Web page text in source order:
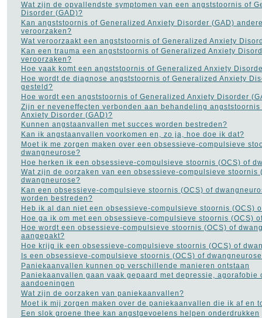
Hernia(12)
Herpes(2)
Histoplasmose(1)
HIV AIDS(16)
Hooikoorts(2)
HSP(1)
Hyperhidrosis - zweten
(18)
Hyperventilatie(15)
Jicht(6)
Jogging(41)
Kanker(113)
kataract(5)
Kinderziekten(17)
Koorts(12)
Leukemie(9)
LMD Leeftijdsgebonden
maculadegeneratie(2)
Longkanker(27)
Longontsteking(8)
Lyme(8)
Manisch-depressiviteit (11)
Masturbatie(6)
Migraine(24)
MS - Multiple Sclerose
(34)
Muishand(4)
Multipel Myeloom(2)
Neurose(1)
Opvoeding en
zwangerschap(105)
Osteoporose(13)
Parkinson(16)
Wat zijn de opvallendste symptomen van een angststoornis of
Disorder (GAD)?
Kan angststoornis of Generalized Anxiety Disorder (GAD)
veroorzaken?
Wat veroorzaakt een angststoornis of Generalized Anxiety
Kan een trauma een angststoornis of Generalized Anxiety
veroorzaken?
Hoe vaak komt een angststoornis of Generalized Anxiety
Hoe wordt de diagnose angststoornis of Generalized Anxiety
gesteld?
Hoe wordt een angststoornis of Generalized Anxiety Disorder
Zijn er neveneffecten verbonden aan behandeling
Anxiety Disorder (GAD)?
Kunnen angstaanvallen met succes worden bestreden?
Kan ik angstaanvallen voorkomen en, zo ja, hoe doe ik dat?
Moet ik me zorgen maken over een obsessieve-compulsieve
dwangneurose?
Hoe herken ik een obsessieve-compulsieve stoornis (OCS) of
Wat zijn de oorzaken van een obsessieve-compulsieve stoornis
dwangneurose?
Kan een obsessieve-compulsieve stoornis (OCS) of
worden bestreden?
Heb ik al dan niet een obsessieve-compulsieve stoornis (OCS)
Hoe ga ik om met een obsessieve-compulsieve stoornis (OCS)
Hoe wordt een obsessieve-compulsieve stoornis (OCS) of
aangepakt?
Hoe krijg ik een obsessieve-compulsieve stoornis (OCS) of
Is een obsessieve-compulsieve stoornis (OCS) of
Paniekaanvallen kunnen op verschillende manieren ontstaan
Paniekaanvallen gaan vaak gepaard met depressie, agorafobie
aandoeningen
Wat zijn de oorzaken van paniekaanvallen?
Moet ik mij zorgen maken over de paniekaanvallen die ik af en
Een slok groene thee kan angstgevoelens helpen onderdrukken